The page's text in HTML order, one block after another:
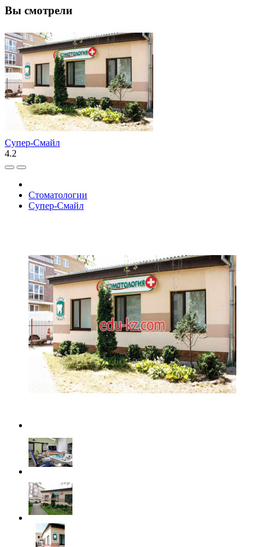
Вы смотрели
Супер-Смайл
4.2
Стоматологии
Супер-Смайл